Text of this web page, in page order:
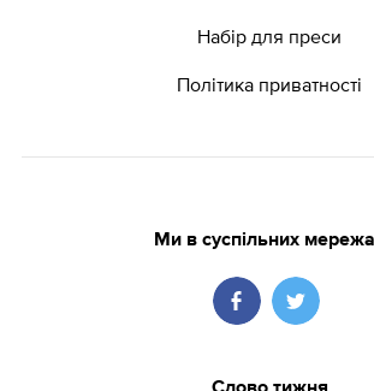
Набір для преси
Політика приватності
Ми в суспільних